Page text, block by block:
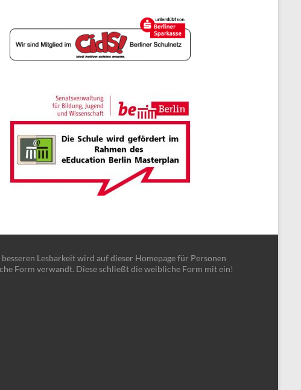
Lesbarkeit wird auf dieser Homepage für Personen
Form verwandt. Diese schließt die weibliche Form mit ein!